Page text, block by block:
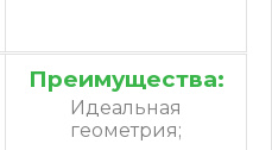
Преимущества:
Идеальная
геометрия;